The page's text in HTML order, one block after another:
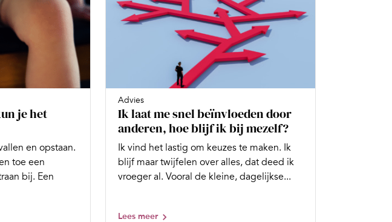
je het
en opstaan.
toe een
bij. Een
Advies
Ik laat me snel beïnvloeden door
anderen, hoe blijf ik bij mezelf?
Ik vind het lastig om keuzes te maken. Ik
blijf maar twijfelen over alles, dat deed ik
vroeger al. Vooral de kleine, dagelijkse...
Lees meer